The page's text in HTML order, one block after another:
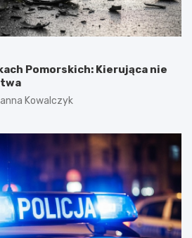
Pomorskich: Kierująca nie
Kowalczyk